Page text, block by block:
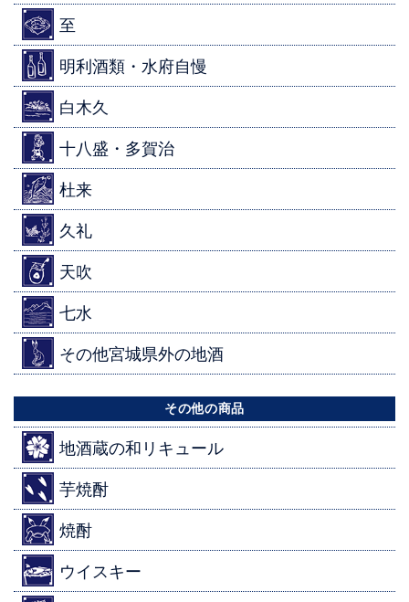
至
明利酒類・水府自慢
白木久
十八盛・多賀治
杜来
久礼
天吹
七水
その他宮城県外の地酒
その他の商品
地酒蔵の和リキュール
芋焼酎
焼酎
ウイスキー